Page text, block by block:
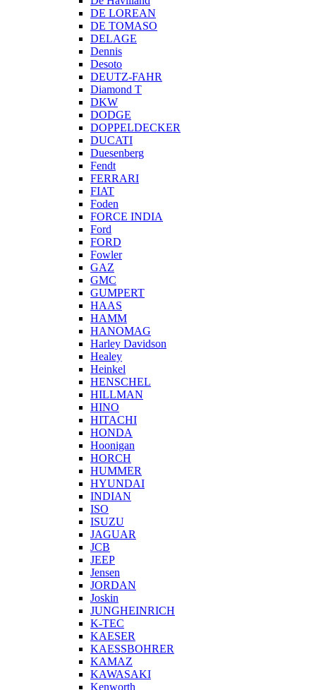
DE LOREAN
DE TOMASO
DELAGE
Dennis
Desoto
DEUTZ-FAHR
Diamond T
DKW
DODGE
DOPPELDECKER
DUCATI
Duesenberg
Fendt
FERRARI
FIAT
Foden
FORCE INDIA
Ford
FORD
Fowler
GAZ
GMC
GUMPERT
HAAS
HAMM
HANOMAG
Harley Davidson
Healey
Heinkel
HENSCHEL
HILLMAN
HINO
HITACHI
HONDA
Hoonigan
HORCH
HUMMER
HYUNDAI
INDIAN
ISO
ISUZU
JAGUAR
JCB
JEEP
Jensen
JORDAN
Joskin
JUNGHEINRICH
K-TEC
KAESER
KAESSBOHRER
KAMAZ
KAWASAKI
Kenworth